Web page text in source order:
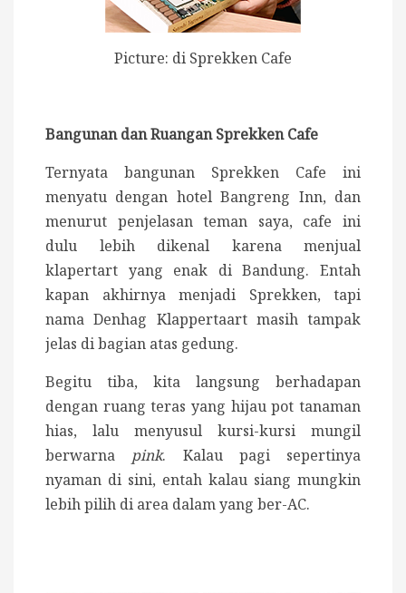
Picture: di Sprekken Cafe
Bangunan dan Ruangan Sprekken Cafe
Ternyata bangunan Sprekken Cafe ini
menyatu dengan hotel Bangreng Inn, dan
menurut penjelasan teman saya, cafe ini
dulu lebih dikenal karena menjual
klapertart yang enak di Bandung. Entah
kapan akhirnya menjadi Sprekken, tapi
nama Denhag Klappertaart masih tampak
jelas di bagian atas gedung.
Begitu tiba, kita langsung berhadapan
dengan ruang teras yang hijau pot tanaman
hias, lalu menyusul kursi-kursi mungil
berwarna pink. Kalau pagi sepertinya
nyaman di sini, entah kalau siang mungkin
lebih pilih di area dalam yang ber-AC.